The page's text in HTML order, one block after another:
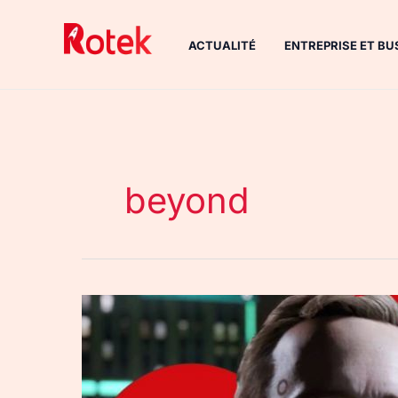
ACTUALITÉ ENTREPRISE ET
beyond
PGW
2017
:
Detroit